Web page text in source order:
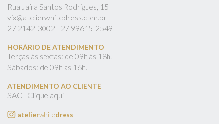
Rua Jaíra Santos Rodrigues, 15
vix@atelierwhitedress.com.br
27 2142-3002 | 27 99615-2549
HORÁRIO DE ATENDIMENTO
Terças às sextas: de 09h às 18h.
Sábados: de 09h às 16h.
ATENDIMENTO AO CLIENTE
SAC - Clique aqui
atelierwhitedress